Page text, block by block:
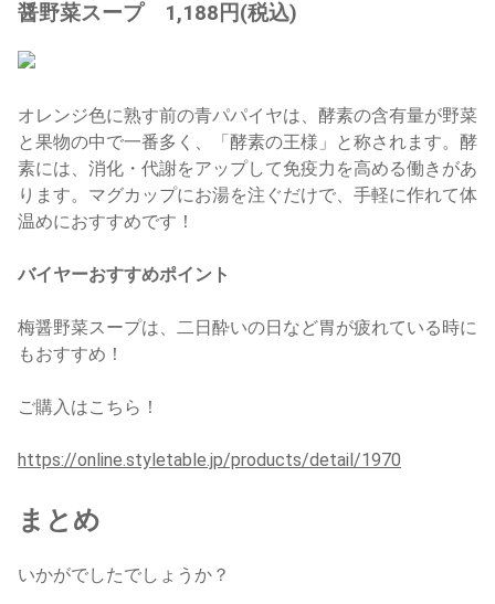
醤野菜スープ 1,188円(税込)
オレンジ色に熟す前の青パパイヤは、酵素の含有量が野菜
と果物の中で一番多く、「酵素の王様」と称されます。酵
素には、消化・代謝をアップして免疫力を高める働きがあ
ります。マグカップにお湯を注ぐだけで、手軽に作れて体
温めにおすすめです！
バイヤーおすすめポイント
梅醤野菜スープは、二日酔いの日など胃が疲れている時に
もおすすめ！
ご購入はこちら！
https://online.styletable.jp/products/detail/1970
まとめ
いかがでしたでしょうか？